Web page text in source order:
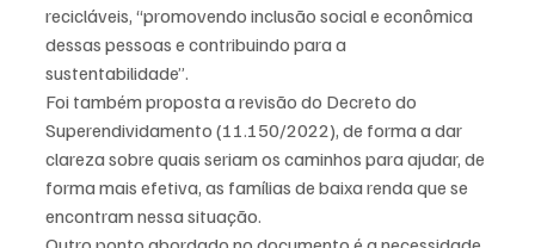
recicláveis, “promovendo inclusão social e econômica
dessas pessoas e contribuindo para a
sustentabilidade”.
Foi também proposta a revisão do Decreto do
Superendividamento (11.150/2022), de forma a dar
clareza sobre quais seriam os caminhos para ajudar, de
forma mais efetiva, as famílias de baixa renda que se
encontram nessa situação.